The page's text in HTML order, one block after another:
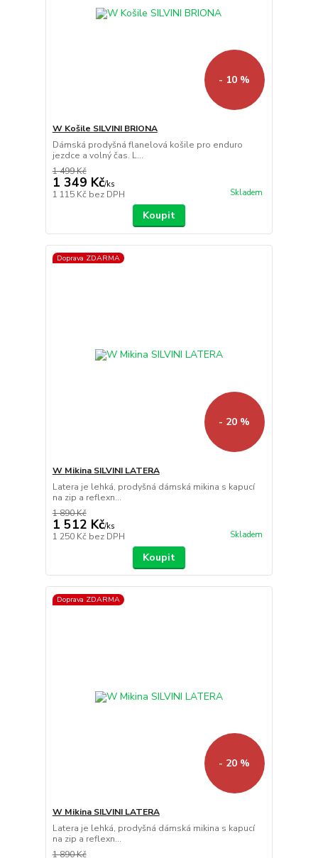
- 10 %
W Košile SILVINI BRIONA
Dámská prodyšná flanelová košile pro enduro
jezdce a volný čas. L...
1 499 Kč
1 349 Kč/ks
1 115 Kč bez DPH Skladem
Koupit
Doprava ZDARMA
- 20 %
W Mikina SILVINI LATERA
Latera je lehká, prodyšná dámská mikina s kapucí
na zip a reflexn...
1 890 Kč
1 512 Kč/ks
1 250 Kč bez DPH Skladem
Koupit
Doprava ZDARMA
- 20 %
W Mikina SILVINI LATERA
Latera je lehká, prodyšná dámská mikina s kapucí
na zip a reflexn...
1 890 Kč